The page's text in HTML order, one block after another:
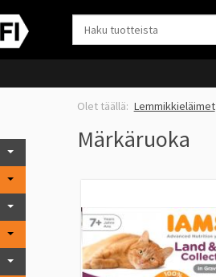
Lemmikkieläimet
Märkäruoka